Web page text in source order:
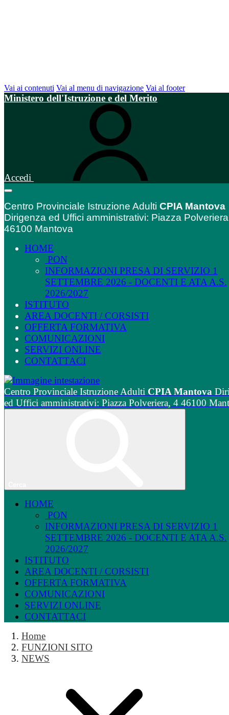
Vai ai contenuti Vai al menu di navigazione Vai al footer
Ministero dell'Istruzione e del Merito
Accedi
Centro Provinciale Istruzione Adulti CPIA Mantova
Dirigenza ed Uffici amministrativi: Piazza
46100 Mantova
HOME
PON
INFORMAZIONI PRESA DI SERVIZIO 1
SETTEMBRE 2026 - DOCENTI E ATA A.S.
2026/2027
ISTITUTO
AREA DOCENTI / CORSISTI
OFFERTA FORMATIVA
COMUNICAZIONI
SERVIZI ONLINE
CONTATTACI
Centro Provinciale Istruzione Adulti CPIA Mantova
ed Uffici amministrativi: Piazza Polveriera, 4 46100
HOME
PON
INFORMAZIONI PRESA DI SERVIZIO 1
SETTEMBRE 2026 - DOCENTI E ATA A.S.
2026/2027
ISTITUTO
AREA DOCENTI / CORSISTI
OFFERTA FORMATIVA
COMUNICAZIONI
SERVIZI ONLINE
CONTATTACI
Home
FUNZIONI SITO
NEWS